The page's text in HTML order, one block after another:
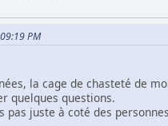
PM
la cage de chasteté de
quelques questions.
juste à coté des